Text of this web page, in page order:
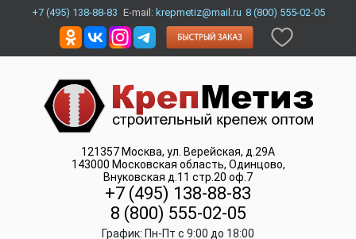
+7 (495) 138-88-83 E-mail: krepmetiz@mail.ru 8 (800) 555-02-05
121357 Москва, ул. Верейская, д.29А
143000 Московская область, Одинцово,
Внуковская д.11 стр.20 оф.7
+7 (495) 138-88-83
8 (800) 555-02-05
График: Пн-Пт c 9:00 до 18:00